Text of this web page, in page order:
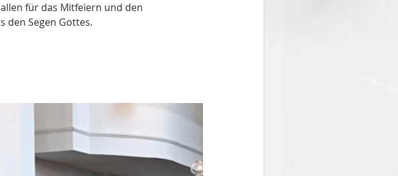
für das Mitfeiern und den
den Segen Gottes.